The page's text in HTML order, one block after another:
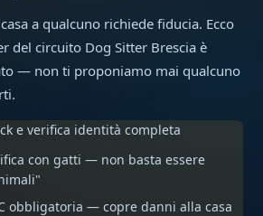
a qualcuno richiede fiducia. Ecco
del circuito Dog Sitter Brescia è
— non ti proponiamo mai qualcuno
e verifica identità completa
con gatti — non basta essere
obbligatoria — copre danni alla casa